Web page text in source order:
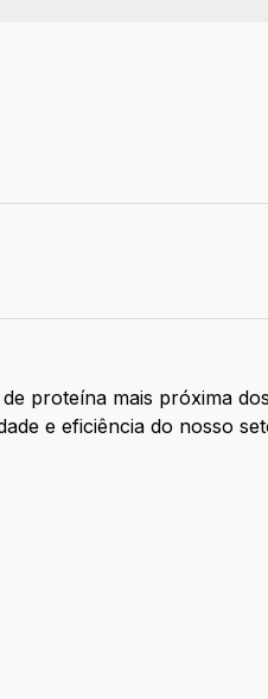
proteína mais próxima
e eficiência do nosso